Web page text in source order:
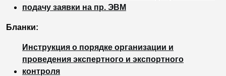
подачу заявки на пр. ЭВМ
Бланки:
Инструкция о порядке организации и
проведения экспертного и экспортного
контроля